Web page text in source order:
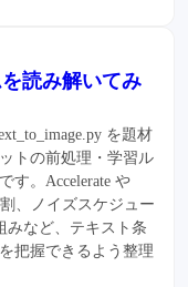
読み解いてみ
を題材
トの前処理・学習ル
す。Accelerate や
、ノイズスケジュー
みなど、テキスト条
把握できるよう整理